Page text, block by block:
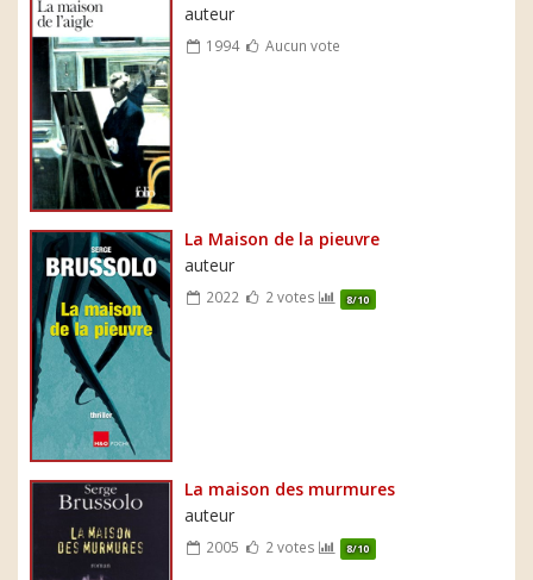
auteur
1994 Aucun vote
La Maison de la pieuvre
auteur
2022 2 votes 8/10
La maison des murmures
auteur
2005 2 votes 8/10